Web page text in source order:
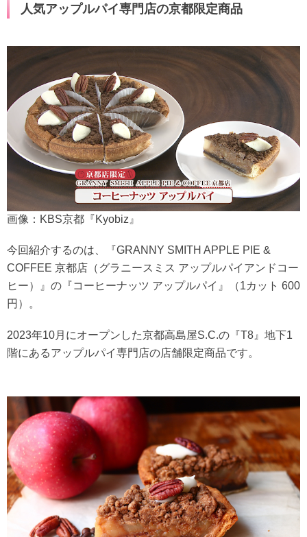
人気アップルパイ専門店の京都限定商品
画像：KBS京都『Kyobiz』
今回紹介するのは、『GRANNY SMITH APPLE PIE &
COFFEE 京都店（グラニースミス アップルパイアンドコー
ヒー）』の『コーヒーナッツ アップルパイ』（1カット 600
円）。
2023年10月にオープンした京都高島屋S.C.の『T8』地下1
階にあるアップルパイ専門店の店舗限定商品です。